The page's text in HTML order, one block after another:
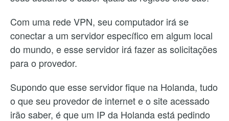
Com uma rede VPN, seu computador irá se
conectar a um servidor específico em algum local
do mundo, e esse servidor irá fazer as solicitações
para o provedor.
Supondo que esse servidor fique na Holanda, tudo
o que seu provedor de internet e o site acessado
irão saber, é que um IP da Holanda está pedindo